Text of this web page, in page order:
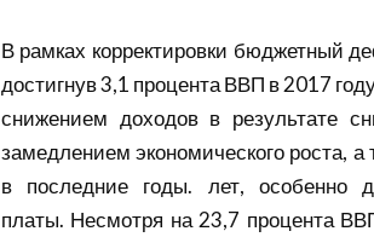
В рамках корректировки бюджетный
достигнув 3,1 процента ВВП в 2017
снижением доходов в результате
замедлением экономического роста,
в последние годы. лет, особенно
платы. Несмотря на 23,7 процента